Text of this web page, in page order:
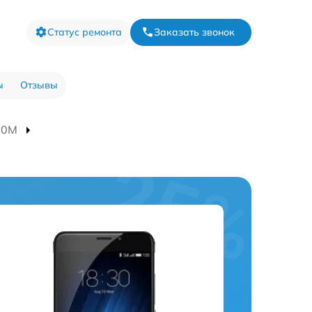
Статус ремонта Заказать звонок
Отзывы